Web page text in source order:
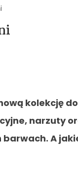
kolekcję
narzuty
A